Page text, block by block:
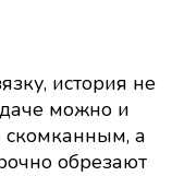
история не
можно и
скомканным, а
обрезают